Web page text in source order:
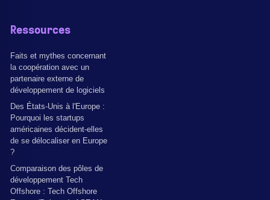
Ressources
Faits et mythes concernant
la coopération avec un
partenaire externe de
développement de logiciels
Des États-Unis à l'Europe :
Pourquoi les startups
américaines décident-elles
de se délocaliser en Europe
?
Comparaison des pôles de
développement Tech
Offshore : Tech Offshore